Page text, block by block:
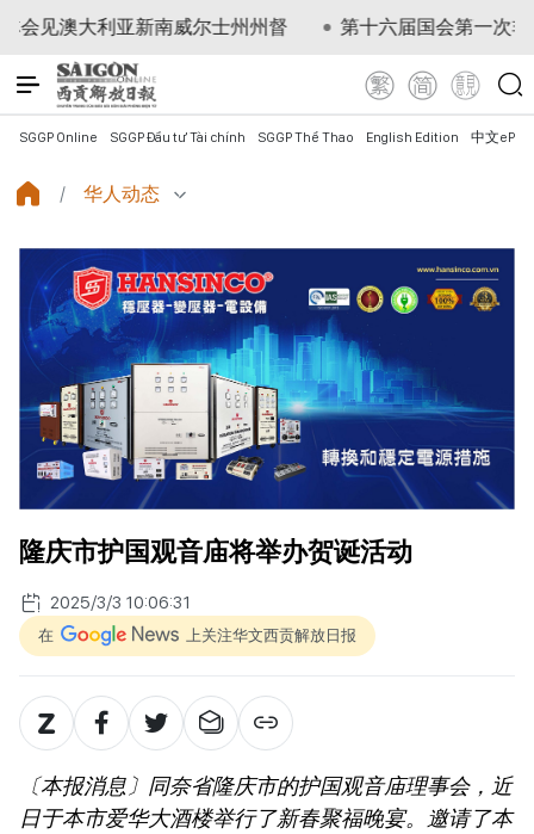
亚新南威尔士州州督 第十六届国会第一次非常规会议
SGGP Online SGGP Đầu tư Tài chính SGGP Thể Thao English Edition 中文
华人动态
隆庆市护国观音庙将举办贺诞活动
2025/3/3 10:06:31
在 上关注华文西贡解放日报
〔本报消息〕同奈省隆庆市的护国观音庙理事会，近
日于本市爱华大酒楼举行了新春聚福晚宴。邀请了本